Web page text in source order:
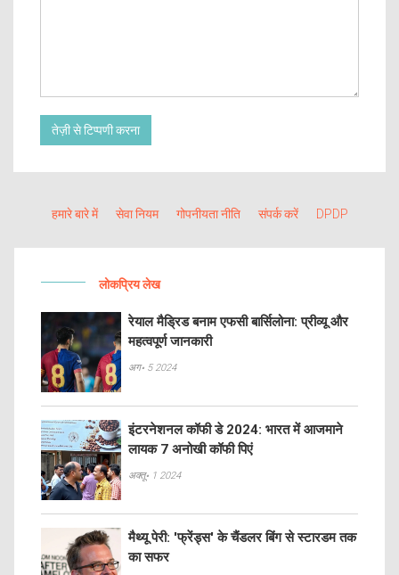
तेज़ी से टिप्पणी करना
हमारे बारे में सेवा नियम गोपनीयता नीति संपर्क करें DPDP
लोकप्रिय लेख
रेयाल मैड्रिड बनाम एफसी बार्सिलोना: प्रीव्यू और
महत्वपूर्ण जानकारी
अग॰ 5 2024
इंटरनेशनल कॉफी डे 2024: भारत में आजमाने
लायक 7 अनोखी कॉफी पिएं
अक्तू॰ 1 2024
मैथ्यू पेरी: 'फ्रेंड्स' के चैंडलर बिंग से स्टारडम तक
का सफर